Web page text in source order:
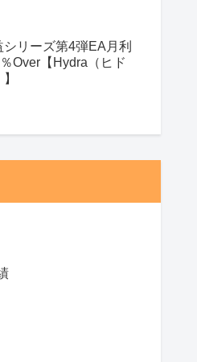
シリーズ第4弾EA月利
Over【Hydra（ヒド